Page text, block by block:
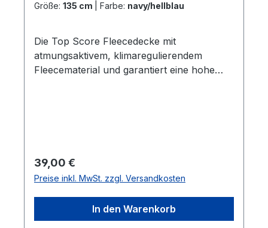
Größe: 135 cm Farbe: navy/hellblau
Die Top Score Fleecedecke mit
atmungsaktivem, klimaregulierendem
Fleecematerial und garantiert eine hohe
Regulärer Preis:
39,00 €
Preise inkl. MwSt. zzgl. Versandkosten
In den Warenkorb